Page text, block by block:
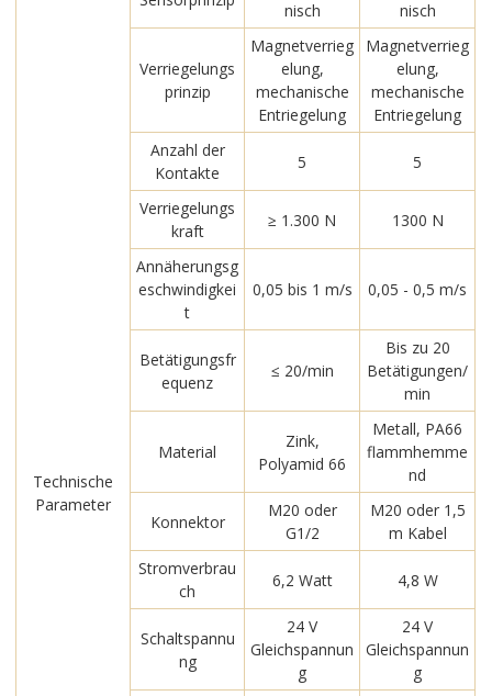
Technische
Parameter
nisch nisch
Verriegelungs
prinzip
Magnetverrieg
elung,
mechanische
Entriegelung
Magnetverrieg
elung,
mechanische
Entriegelung
Anzahl der
Kontakte
5 5
Verriegelungs
kraft
≥ 1.300 N 1300 N
Annäherungsg
eschwindigkei
t
0,05 bis 1 m/s 0,05 - 0,5 m/s
Betätigungsfr
equenz
≤ 20/min
Bis zu 20
Betätigungen/
min
Material
Zink,
Polyamid 66
Metall, PA66
flammhemme
nd
Konnektor
M20 oder
G1/2
M20 oder 1,5
m Kabel
Stromverbrau
ch
6,2 Watt 4,8 W
Schaltspannu
ng
24 V
Gleichspannun
g
24 V
Gleichspannun
g